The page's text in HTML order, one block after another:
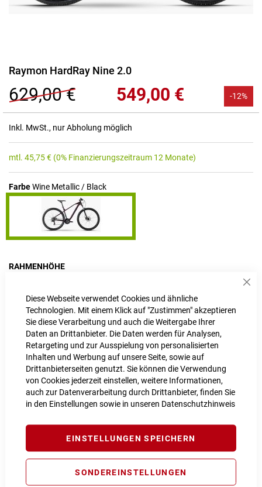
Diese Webseite verwendet Cookies und ähnliche
Technologien. Mit einem Klick auf "Zustimmen" akzeptieren
Sie diese Verarbeitung und auch die Weitergabe Ihrer
Daten an Drittanbieter. Die Daten werden für Analysen,
Retargeting und zur Ausspielung von personalisierten
Inhalten und Werbung auf unsere Seite, sowie auf
Drittanbieterseiten genutzt. Sie können die Verwendung
von Cookies jederzeit einstellen, weitere Informationen,
auch zur Datenverarbeitung durch Drittanbieter, finden Sie
in den Einstellungen sowie in unseren Datenschutzhinweis
EINSTELLUNGEN SPEICHERN
SONDEREINSTELLUNGEN
Zum
der
Bildgalerie
springen
Raymon HardRay Nine 2.0
629,00 € 549,00 € -12%
Inkl. MwSt., nur Abholung möglich
mtl. 45,75€ (0% Finanzierungszeitraum 12 Monate)
FarbeWine Metallic / Black
RAHMENHÖHE
52 cm
IN DEN WARENKORB
PROBEFAHRT VEREINBAREN
Vergleichsliste: hinzufügen |ansehen
Produktanfrage stellen
Extra Schutz? Jetzt Tarife entdecken!